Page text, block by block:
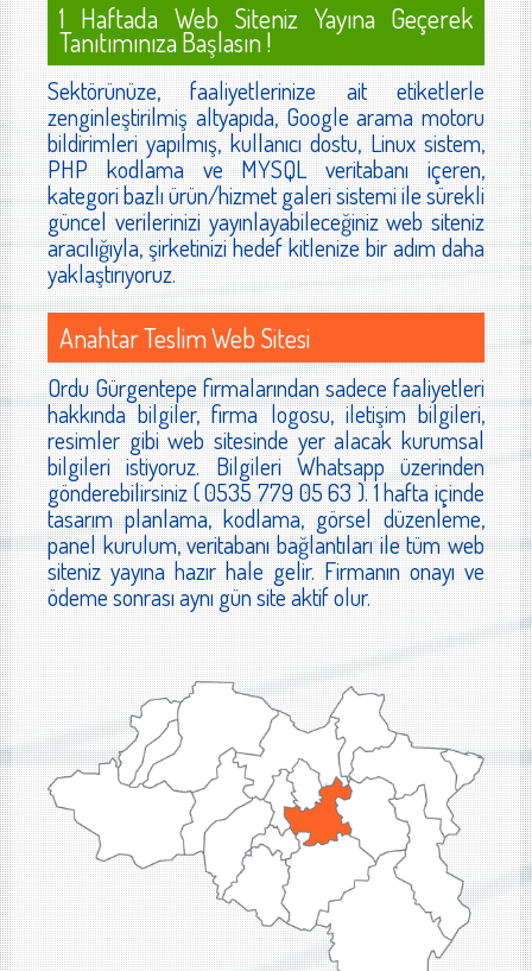
1 Haftada Web Siteniz Yayına Geçerek
Tanıtımınıza Başlasın !
Sektörünüze, faaliyetlerinize ait etiketlerle
zenginleştirilmiş altyapıda, Google arama motoru
bildirimleri yapılmış, kullanıcı dostu, Linux sistem,
PHP kodlama ve MYSQL veritabanı içeren,
kategori bazlı ürün/hizmet galeri sistemi ile sürekli
güncel verilerinizi yayınlayabileceğiniz web siteniz
aracılığıyla, şirketinizi hedef kitlenize bir adım daha
yaklaştırıyoruz.
Anahtar Teslim Web Sitesi
Ordu Gürgentepe firmalarından sadece faaliyetleri
hakkında bilgiler, firma logosu, iletişim bilgileri,
resimler gibi web sitesinde yer alacak kurumsal
bilgileri istiyoruz. Bilgileri Whatsapp üzerinden
gönderebilirsiniz ( 0535 779 05 63 ). 1 hafta içinde
tasarım planlama, kodlama, görsel düzenleme,
panel kurulum, veritabanı bağlantıları ile tüm web
siteniz yayına hazır hale gelir. Firmanın onayı ve
ödeme sonrası aynı gün site aktif olur.